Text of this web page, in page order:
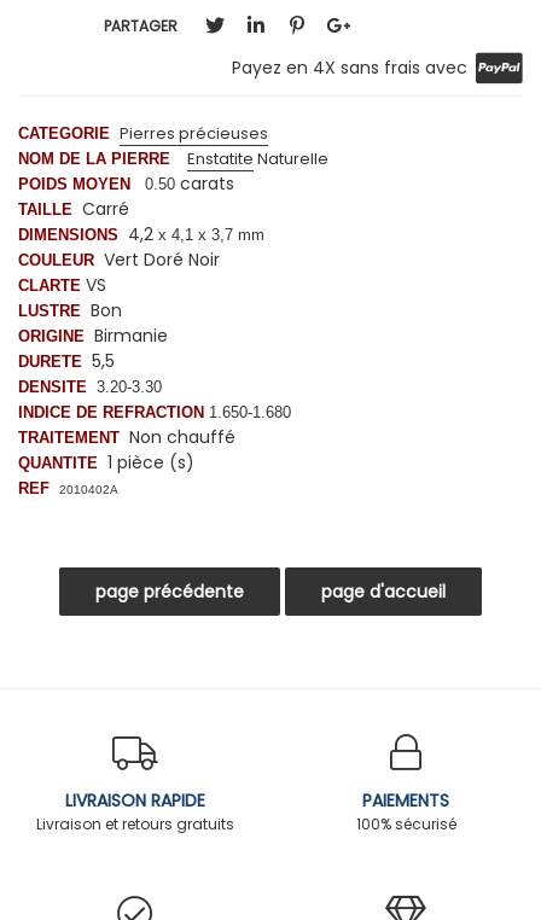
PARTAGER
Payez en 4X sans frais avec
CATEGORIE Pierres précieuses
NOM DE LA PIERRE Enstatite Naturelle
POIDS MOYEN 0.50 carats
TAILLE Carré
DIMENSIONS 4,2 x 4,1 x 3,7 mm
COULEUR Vert Doré Noir
CLARTE VS
LUSTRE Bon
ORIGINE Birmanie
DURETE 5,5
DENSITE 3.20-3.30
INDICE DE REFRACTION 1.650-1.680
TRAITEMENT Non chauffé
QUANTITE 1 pièce (s)
REF 2010402A
LIVRAISON RAPIDE
Livraison et retours gratuits
PAIEMENTS
100% sécurisé